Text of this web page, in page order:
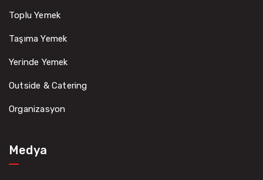
Toplu Yemek
Taşıma Yemek
Yerinde Yemek
Outside & Catering
Organizasyon
Medya